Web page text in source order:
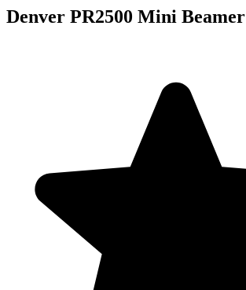
Denver PR2500 Mini Beamer